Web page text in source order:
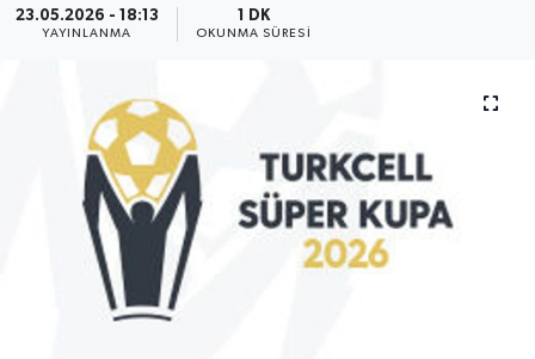
23.05.2026 - 18:13
YAYINLANMA
1 DK
OKUNMA SÜRESI
BİLİM VE TEKNOLOJİ
OTOMOBİL
KURUMSAL